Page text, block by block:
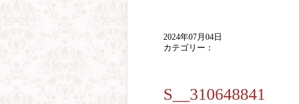
2024年07月04日
カテゴリー：
S__310648841